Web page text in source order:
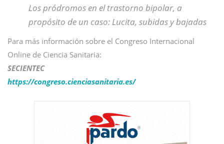
Los pródromos en el trastorno bipolar, a
propósito de un caso: Lucita, subidas y bajadas
Para más información sobre el Congreso Internacional
Online de Ciencia Sanitaria:
SECIENTEC
https://congreso.cienciasanitaria.es/